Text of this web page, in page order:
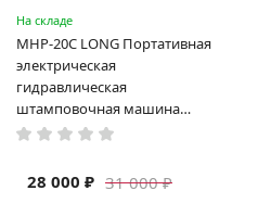
На складе
MHP-20C LONG Портативная
электрическая
гидравлическая
штамповочная машина
высокая мощность и мощный
машина
31 000 ₽
28 000 ₽